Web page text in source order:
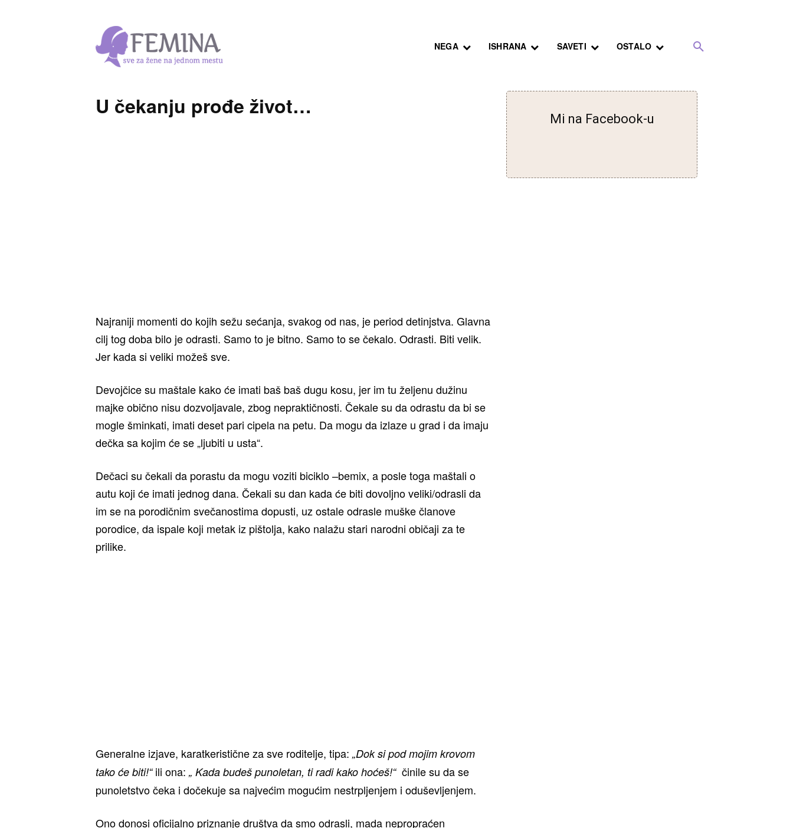
NEGA ISHRANA SAVETI OSTALO
U čekanju prođe život…
Najraniji momenti do kojih sežu sećanja, svakog od nas, je period detinjstva. Glavna
cilj tog doba bilo je odrasti. Samo to je bitno. Samo to se čekalo. Odrasti. Biti velik.
Jer kada si veliki možeš sve.
Devojčice su maštale kako će imati baš baš dugu kosu, jer im tu željenu dužinu
majke obično nisu dozvoljavale, zbog nepraktičnosti. Čekale su da odrastu da bi se
mogle šminkati, imati deset pari cipela na petu. Da mogu da izlaze u grad i da imaju
dečka sa kojim će se „ljubiti u usta“.
Dečaci su čekali da porastu da mogu voziti biciklo –bemix, a posle toga maštali o
autu koji će imati jednog dana. Čekali su dan kada će biti dovoljno veliki/odrasli da
im se na porodičnim svečanostima dopusti, uz ostale odrasle muške članove
porodice, da ispale koji metak iz pištolja, kako nalažu stari narodni običaji za te
prilike.
Generalne izjave, karatkeristične za sve roditelje, tipa: „Dok si pod mojim krovom
tako će biti!“ili ona: „ Kada budeš punoletan, ti radi kako hoćeš!“činile su da se
punoletstvo čeka i dočekuje sa najvećim mogućim nestrpljenjem i oduševljenjem.
Ono donosi oficijalno priznanje društva da smo odrasli, mada nepropraćen
Mi na Facebook-u